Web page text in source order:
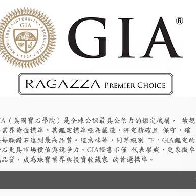
（美國寶石學院）是全球公認最具公信力的鑑定機構， 被視
業界黃金標準。其鑑定標準極為嚴謹，評定精確且 保守，確
顆鑽石達到最高品質。這意味著，同等級別 下，GIA鑑定的
更具市場價值與競爭力。GIA證書不僅 代表權威，更象徵卓
品質，成為珠寶業界與投資收藏家 的首選標準。